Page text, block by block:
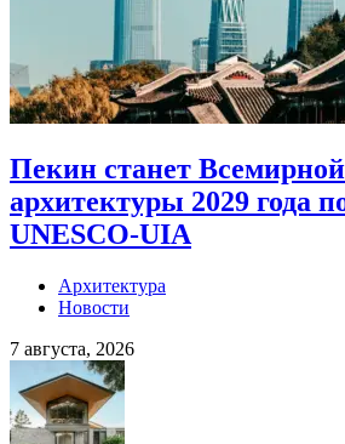
Пекин станет
архитектуры 2029 года
UNESCO-UIA
Архитектура
Новости
7 августа, 2026